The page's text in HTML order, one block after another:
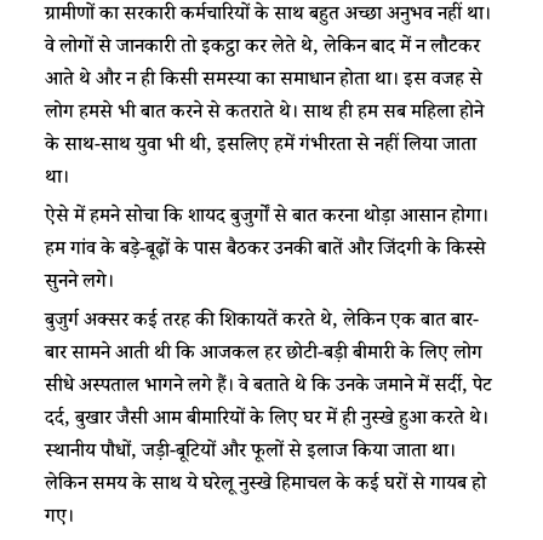
ग्रामीणों का सरकारी कर्मचारियों के साथ बहुत अच्छा अनुभव नहीं था।
वे लोगों से जानकारी तो इकट्ठा कर लेते थे, लेकिन बाद में न लौटकर
आते थे और न ही किसी समस्या का समाधान होता था। इस वजह से
लोग हमसे भी बात करने से कतराते थे। साथ ही हम सब महिला होने
के साथ-साथ युवा भी थी, इसलिए हमें गंभीरता से नहीं लिया जाता
था।
ऐसे में हमने सोचा कि शायद बुजुर्गों से बात करना थोड़ा आसान होगा।
हम गांव के बड़े-बूढ़ों के पास बैठकर उनकी बातें और जिंदगी के किस्से
सुनने लगे।
बुजुर्ग अक्सर कई तरह की शिकायतें करते थे, लेकिन एक बात बार-
बार सामने आती थी कि आजकल हर छोटी-बड़ी बीमारी के लिए लोग
सीधे अस्पताल भागने लगे हैं। वे बताते थे कि उनके जमाने में सर्दी, पेट
दर्द, बुखार जैसी आम बीमारियों के लिए घर में ही नुस्खे हुआ करते थे।
स्थानीय पौधों, जड़ी-बूटियों और फूलों से इलाज किया जाता था।
लेकिन समय के साथ ये घरेलू नुस्खे हिमाचल के कई घरों से गायब हो
गए।